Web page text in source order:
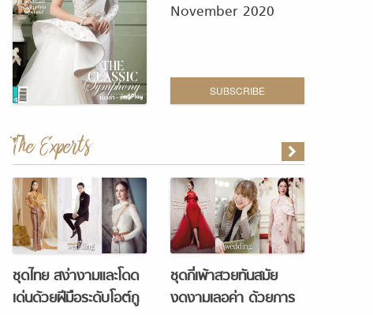
November 2020
SUBSCRIBE
The Experts
ชุดไทย สง่างามและโดด
เด่นด้วยฝีมือระดับโอต์กู
ชุดกี่เพ้าสวยทันสมัย
งดงามเลอค่า ด้วยการ